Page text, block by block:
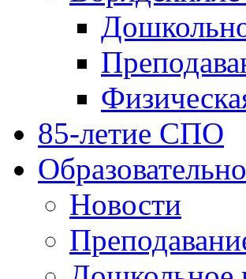
85-летие СПО
Новости